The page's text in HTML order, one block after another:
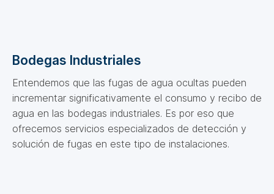
Bodegas Industriales
Entendemos que las fugas de agua ocultas pueden
incrementar significativamente el consumo y recibo de
agua en las bodegas industriales. Es por eso que
ofrecemos servicios especializados de detección y
solución de fugas en este tipo de instalaciones.